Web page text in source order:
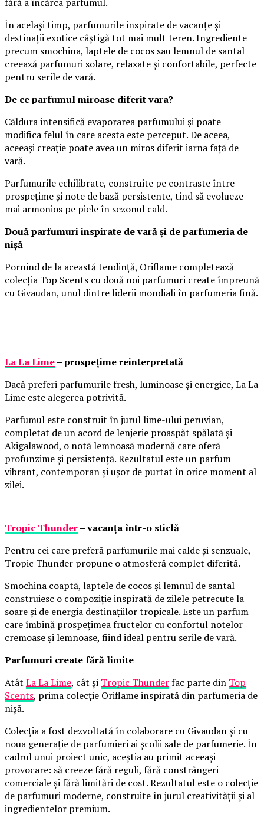
În același timp, parfumurile inspirate de vacanțe și
destinații exotice câștigă tot mai mult teren. Ingrediente
precum smochina, laptele de cocos sau lemnul de santal
creează parfumuri solare, relaxate și confortabile, perfecte
pentru serile de vară.
De ce parfumul miroase diferit vara?
Căldura intensifică evaporarea parfumului și poate
modifica felul în care acesta este perceput. De aceea,
aceeași creație poate avea un miros diferit iarna față de
vară.
Parfumurile echilibrate, construite pe contraste între
prospețime și note de bază persistente, tind să evolueze
mai armonios pe piele în sezonul cald.
Două parfumuri inspirate de vară și de parfumeria de
nișă
Pornind de la această tendință, Oriflame completează
colecția Top Scents cu două noi parfumuri create împreună
cu Givaudan, unul dintre liderii mondiali în parfumeria fină.
La La Lime– prospețime reinterpretată
Dacă preferi parfumurile fresh, luminoase și energice, La La
Lime este alegerea potrivită.
Parfumul este construit în jurul lime-ului peruvian,
completat de un acord de lenjerie proaspăt spălată și
Akigalawood, o notă lemnoasă modernă care oferă
profunzime și persistență. Rezultatul este un parfum
vibrant, contemporan și ușor de purtat în orice moment al
zilei.
Tropic Thunder– vacanța într-o sticlă
Pentru cei care preferă parfumurile mai calde și senzuale,
Tropic Thunder propune o atmosferă complet diferită.
Smochina coaptă, laptele de cocos și lemnul de santal
construiesc o compoziție inspirată de zilele petrecute la
soare și de energia destinațiilor tropicale. Este un parfum
care îmbină prospețimea fructelor cu confortul notelor
cremoase și lemnoase, fiind ideal pentru serile de vară.
Parfumuri create fără limite
Atât La La Lime, cât și Tropic Thunderfac parte din Top
Scents, prima colecție Oriflame inspirată din parfumeria de
nișă.
Colecția a fost dezvoltată în colaborare cu Givaudan și cu
noua generație de parfumieri ai școlii sale de parfumerie. În
cadrul unui proiect unic, aceștia au primit aceeași
provocare: să creeze fără reguli, fără constrângeri
comerciale și fără limitări de cost. Rezultatul este o colecție
de parfumuri moderne, construite în jurul creativității și al
ingredientelor premium.